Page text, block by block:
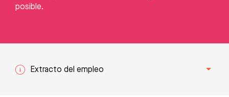
posible.
Extracto del empleo